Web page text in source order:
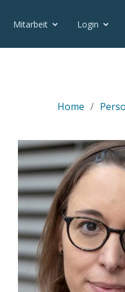
Mitarbeit Login
Home